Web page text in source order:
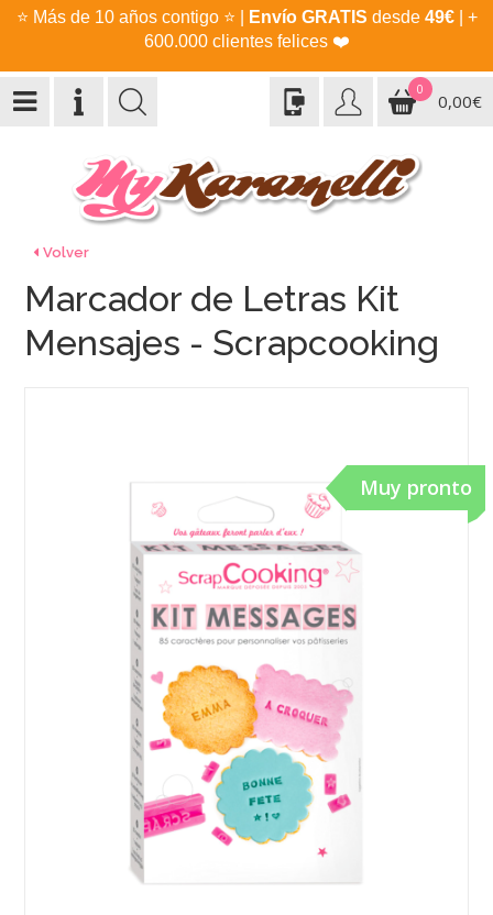
⭐ Más de 10 años contigo ⭐ Envío GRATIS desde 49€| +
600.000 clientes felices ❤️
0
0,00€
Volver
Muy pronto
Marcador de Letras Kit
Mensajes - Scrapcooking